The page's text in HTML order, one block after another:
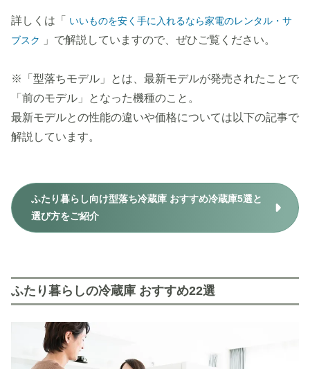
詳しくは「 いいものを安く手に入れるなら家電のレンタル・サ
ブスク
」で解説していますので、ぜひご覧ください。
※「型落ちモデル」とは、最新モデルが発売されたことで
「前のモデル」となった機種のこと。
最新モデルとの性能の違いや価格については以下の記事で
解説しています。
ふたり暮らし向け型落ち冷蔵庫 おすすめ冷蔵庫5選と
選び方をご紹介
ふたり暮らしの冷蔵庫 おすすめ22選